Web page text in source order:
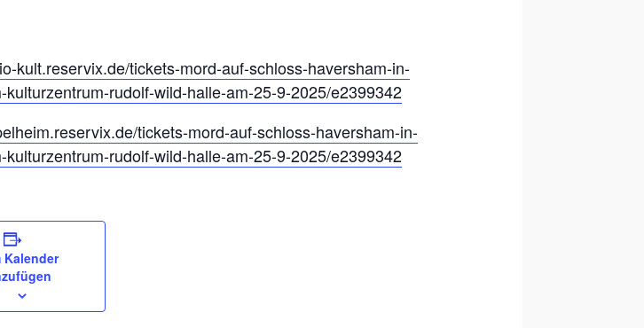
kult.reservix.de/tickets-mord-auf-schloss-haversham-in-
kulturzentrum-rudolf-wild-halle-am-25-9-2025/e2399342
tickets-mord-auf-schloss-haversham-in-
kulturzentrum-rudolf-wild-halle-am-25-9-2025/e2399342
Kalender